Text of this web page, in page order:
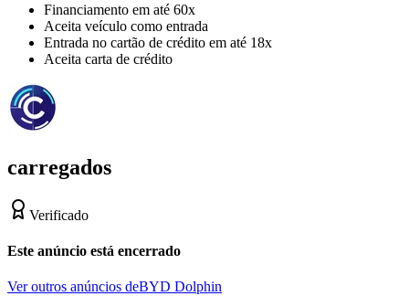
Financiamento em até 60x
Aceita veículo como entrada
Entrada no cartão de crédito em até 18x
Aceita carta de crédito
carregados
Verificado
Este anúncio está encerrado
Ver outros anúncios deBYD Dolphin